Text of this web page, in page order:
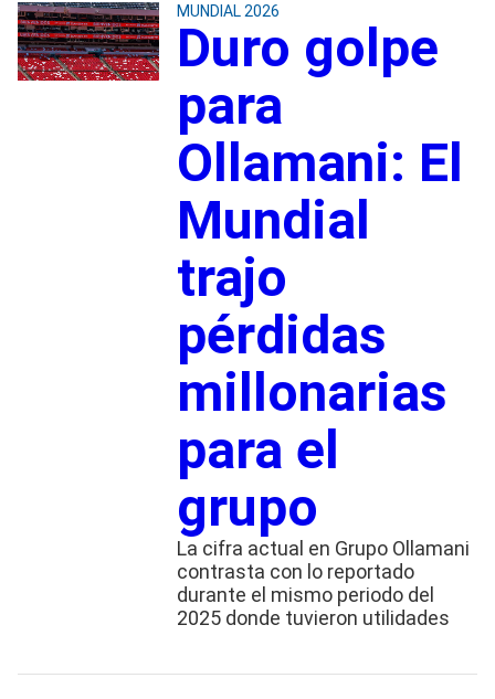
MUNDIAL 2026
Duro golpe
para
Ollamani: El
Mundial
trajo
pérdidas
millonarias
para el
grupo
La cifra actual en Grupo Ollamani
contrasta con lo reportado
durante el mismo periodo del
2025 donde tuvieron utilidades